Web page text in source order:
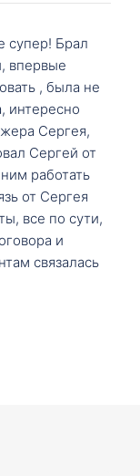
супер! Брал
впервые
, была не
интересно
Сергея,
Сергей от
работать
от Сергея
все по сути,
и
связалась
т.д. После
Сергей с